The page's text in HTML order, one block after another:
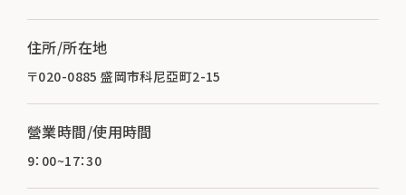
住所/所在地
〒020-0885 盛岡市科尼亞町2-15
營業時間/使用時間
9：00~17：30